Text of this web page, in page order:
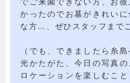
でご来園できない方、お
かったのでお墓がきれい
な方…、ぜひスタッフまで
（でも、できましたら糸
光かたがた、今日の写真
ロケーションを楽しむこ